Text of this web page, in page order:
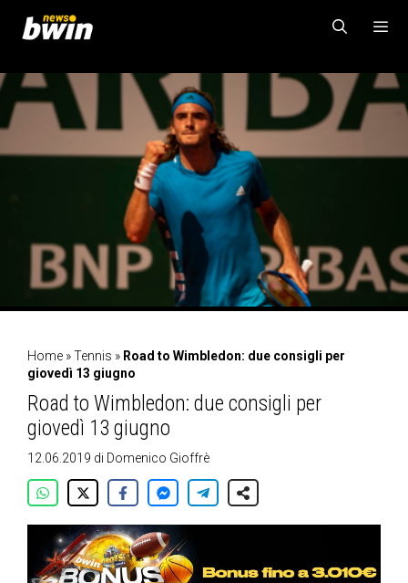
contenuto
MENU
Home »Tennis » Road to Wimbledon: due consigli per
giovedì 13 giugno
Road to Wimbledon: due consigli per
giovedì 13 giugno
12.06.2019 di Domenico Gioffrè